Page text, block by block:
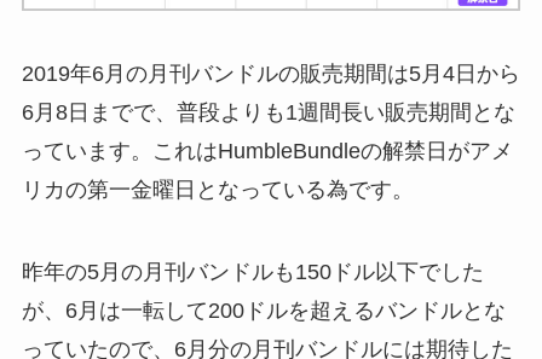
2019年6月の月刊バンドルの販売期間は5月4日から
6月8日までで、普段よりも1週間長い販売期間とな
っています。これはHumbleBundleの解禁日がアメ
リカの第一金曜日となっている為です。
昨年の5月の月刊バンドルも150ドル以下でした
が、6月は一転して200ドルを超えるバンドルとな
っていたので、6月分の月刊バンドルには期待した